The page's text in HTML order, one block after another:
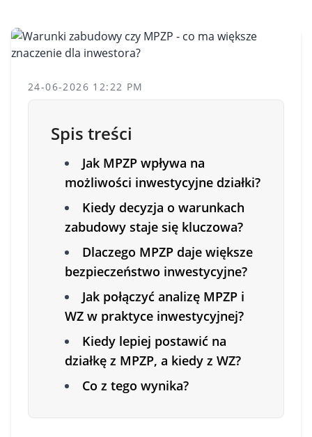
24-06-2026 12:22 PM
Spis treści
Jak MPZP wpływa na
możliwości inwestycyjne działki?
Kiedy decyzja o warunkach
zabudowy staje się kluczowa?
Dlaczego MPZP daje większe
bezpieczeństwo inwestycyjne?
Jak połączyć analizę MPZP i
WZ w praktyce inwestycyjnej?
Kiedy lepiej postawić na
działkę z MPZP, a kiedy z WZ?
Co z tego wynika?